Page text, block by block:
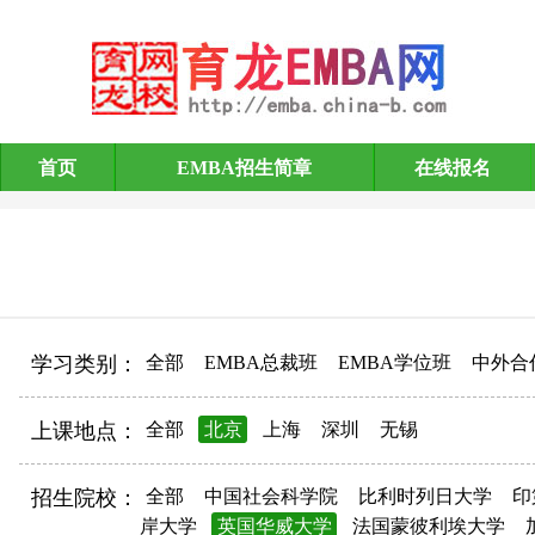
EMBA招生简章
首页 EMBA招生简章 在线报名
学习类别： 全部 EMBA总裁班 EMBA学位班 中外合
上课地点： 全部 北京 上海 深圳 无锡
招生院校： 全部 中国社会科学院 比利时列日大学
岸大学
英国华威大学 法国蒙彼利埃大学